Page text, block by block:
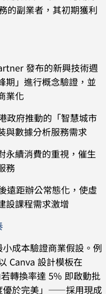
的副業者，其初期獲利
發布的新興技術週
期」進行概念驗證，並
業化
政府推動的「智慧城市
與數據分析服務需求
永續消費的重視，催生
務
遠距辦公常態化，使虛
設課程需求激增
成本驗證商業假設。例
Canva 設計模板在
轉換率達 5% 即啟動批
優於完美」——採用現成